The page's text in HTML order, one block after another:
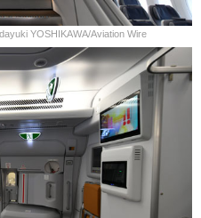
YOSHIKAWA/Aviation Wire